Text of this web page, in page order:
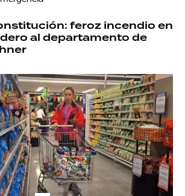
feroz incendio en
al departamento de